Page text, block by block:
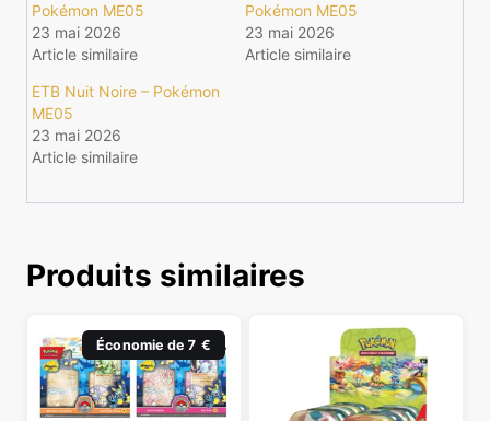
Pokémon ME05
23 mai 2026
Article similaire
Pokémon ME05
23 mai 2026
Article similaire
ETB Nuit Noire – Pokémon
ME05
23 mai 2026
Article similaire
Produits similaires
Économie de 7 €